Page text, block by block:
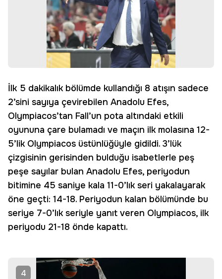
İlk 5 dakikalık bölümde kullandığı 8 atışın sadece
2’sini sayıya çevirebilen Anadolu Efes,
Olympiacos’tan Fall’un pota altındaki etkili
oyununa çare bulamadı ve maçın ilk molasına 12-
5’lik Olympiacos üstünlüğüyle gidildi. 3’lük
çizgisinin gerisinden bulduğu isabetlerle peş
peşe sayılar bulan Anadolu Efes, periyodun
bitimine 45 saniye kala 11-0’lık seri yakalayarak
öne geçti: 14-18. Periyodun kalan bölümünde bu
seriye 7-0’lık seriyle yanıt veren Olympiacos, ilk
periyodu 21-18 önde kapattı.
4